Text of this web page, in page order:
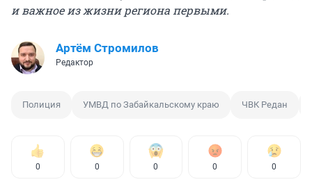
и важное из жизни региона первыми.
Артём Стромилов
Редактор
Полиция УМВД по Забайкальскому краю ЧВК Редан
0 0 0 0 0